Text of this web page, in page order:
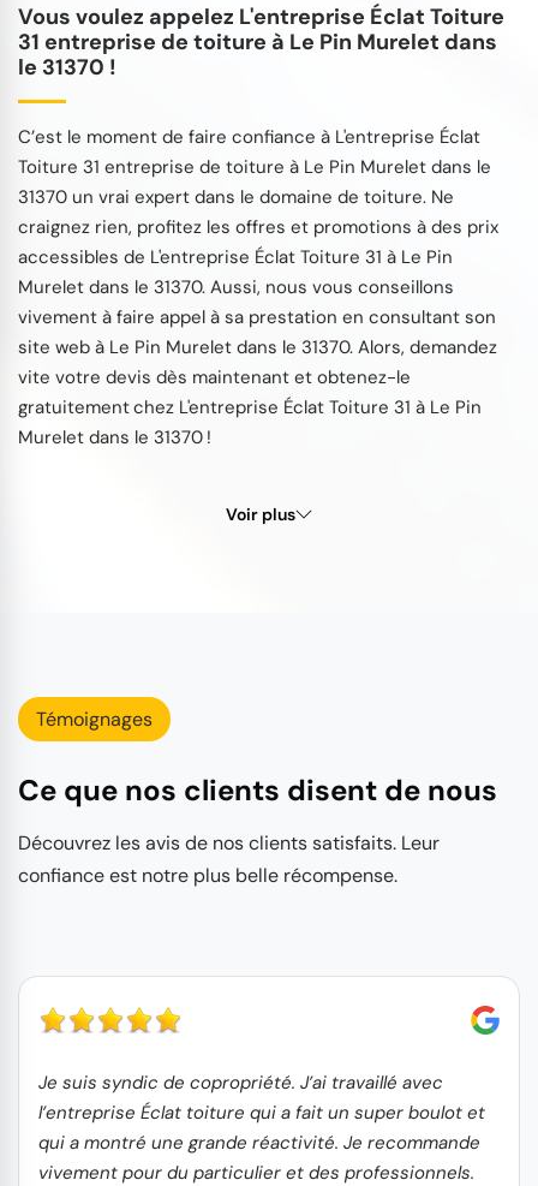
Vous voulez appelez L'entreprise Éclat Toiture
31 entreprise de toiture à Le Pin Murelet dans
le 31370 !
C’est le moment de faire confiance à L'entreprise Éclat
Toiture 31 entreprise de toiture à Le Pin Murelet dans le
31370 un vrai expert dans le domaine de toiture. Ne
craignez rien, profitez les offres et promotions à des prix
accessibles de L'entreprise Éclat Toiture 31 à Le Pin
Murelet dans le 31370. Aussi, nous vous conseillons
vivement à faire appel à sa prestation en consultant son
site web à Le Pin Murelet dans le 31370. Alors, demandez
vite votre devis dès maintenant et obtenez-le
gratuitement chez L'entreprise Éclat Toiture 31 à Le Pin
Murelet dans le 31370 !
Voir plus
Témoignages
Ce que nos clients disent de nous
Découvrez les avis de nos clients satisfaits. Leur
confiance est notre plus belle récompense.
Je suis syndic de copropriété. J’ai travaillé avec
l’entreprise Éclat toiture qui a fait un super boulot et
qui a montré une grande réactivité. Je recommande
vivement pour du particulier et des professionnels.